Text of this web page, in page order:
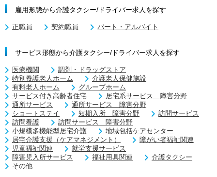
雇用形態から介護タクシー/ドライバー求人を探す
正職員 契約職員 パート・アルバイト
サービス形態から介護タクシー/ドライバー求人を探す
医療機関
調剤・ドラッグストア
特別養護老人ホーム
介護老人保健施設
有料老人ホーム
グループホーム
サービス付き高齢者住宅
居宅系サービス 障害分野
通所サービス
通所サービス 障害分野
ショートステイ
短期入所 障害分野
訪問サービス
訪問看護
訪問サービス 障害分野
小規模多機能型居宅介護
地域包括ケアセンター
居宅介護支援（ケアマネジメント）
障がい者福祉関連
児童福祉関連
就労支援サービス
障害児入所サービス
福祉用具関連
介護タクシー
その他